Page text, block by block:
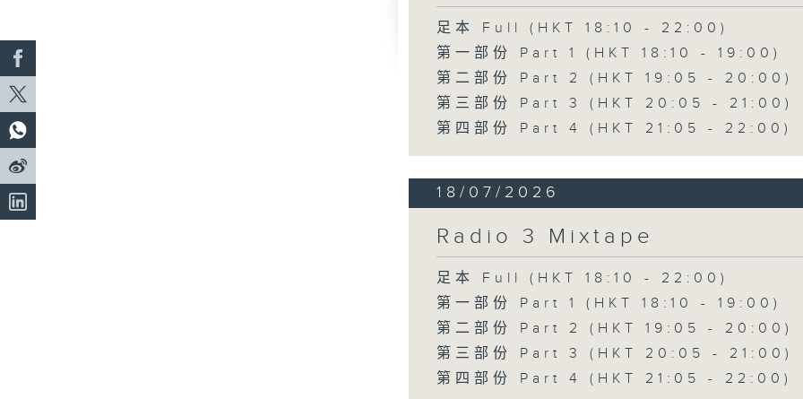
足本 Full (HKT 18:10 - 22:00)
第一部份 Part 1 (HKT 18:10 - 19:00)
第二部份 Part 2 (HKT 19:05 - 20:00)
第三部份 Part 3 (HKT 20:05 - 21:00)
第四部份 Part 4 (HKT 21:05 - 22:00)
18/07/2026
Radio 3 Mixtape
足本 Full (HKT 18:10 - 22:00)
第一部份 Part 1 (HKT 18:10 - 19:00)
第二部份 Part 2 (HKT 19:05 - 20:00)
第三部份 Part 3 (HKT 20:05 - 21:00)
第四部份 Part 4 (HKT 21:05 - 22:00)